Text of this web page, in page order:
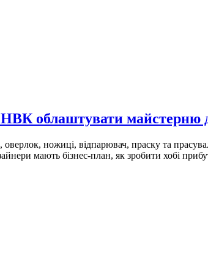
НВК облаштувати майстерню
ножиці, відпарювач, праску та
мають бізнес-план, як зробити хобі